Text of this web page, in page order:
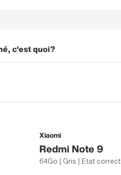
c'est quoi?
Xiaomi
Redmi Note 9
64Go | Gris | Etat correct